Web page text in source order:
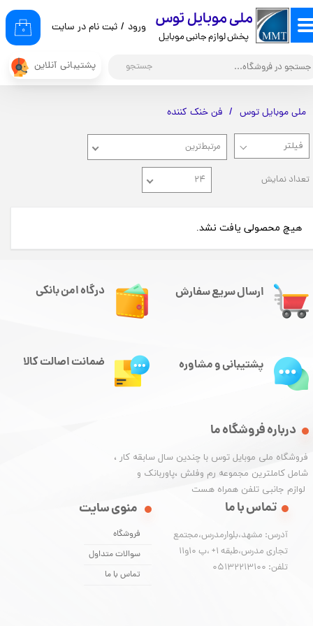
​ملی موبایل توس
پخش لوازم جانبی موبایل
پشتیبانی آنلاین
جستجو
۰ ورود / ثبت نام در سایت
حساب کاربری من
تغییر گذر واژه
ملی موبایل توس فن خنک کننده
مرتبط‌ترین
تعداد نمایش ۲۴
هیچ محصولی یافت نشد.
ارسال سریع سفارش
درباره فروشگاه ما
​فروشگاه ملی موبایل توس با چندین سال سابقه کار ،
شامل کاملترین مجموعه رم وفلش ،پاوربانک و
​​​​​​​ لوازم جانبی تلفن همراه هست
منوی سایت
فروشگاه
سوالات متداول
تماس با ما
تماس با ما
آدرس: مشهد،بلوارمدرس،مجتمع
تجاری مدرس،طبقه 1+ ،پ 10و11
تلفن: 05132213100
درگاه امن بانکی
پشتیبانی و مشاوره ضمانت اصالت کالا